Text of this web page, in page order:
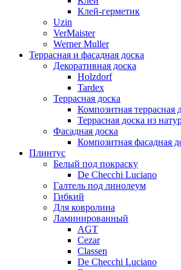
Клей-герметик
Uzin
VerMaister
Werner Muller
Террасная и фасадная доска
Декоративная доска
Holzdorf
Tardex
Террасная доска
Композитная террасная
Террасная доска из
Фасадная доска
Композитная фасадная
Плинтус
Белый под покраску
De Checchi Luciano
Галтель под линолеум
Гибкий
Для ковролина
Ламинированный
AGT
Cezar
Classen
De Checchi Luciano